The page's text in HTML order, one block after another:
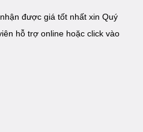
được giá tốt nhất xin Quý
hỗ trợ online hoặc click vào